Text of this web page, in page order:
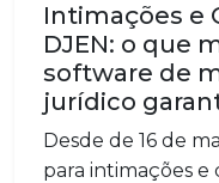
Intimações e
DJEN: o que
software de
jurídico
Desde de 16 de
para intimações e